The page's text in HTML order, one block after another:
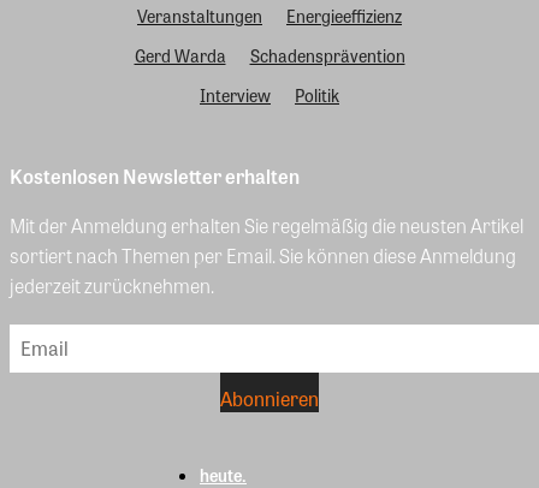
Veranstaltungen
Energieeffizienz
Gerd Warda
Schadensprävention
Interview
Politik
Kostenlosen Newsletter erhalten
Mit der Anmeldung erhalten Sie regelmäßig die neusten Artikel
sortiert nach Themen per Email. Sie können diese Anmeldung
jederzeit zurücknehmen.
heute.